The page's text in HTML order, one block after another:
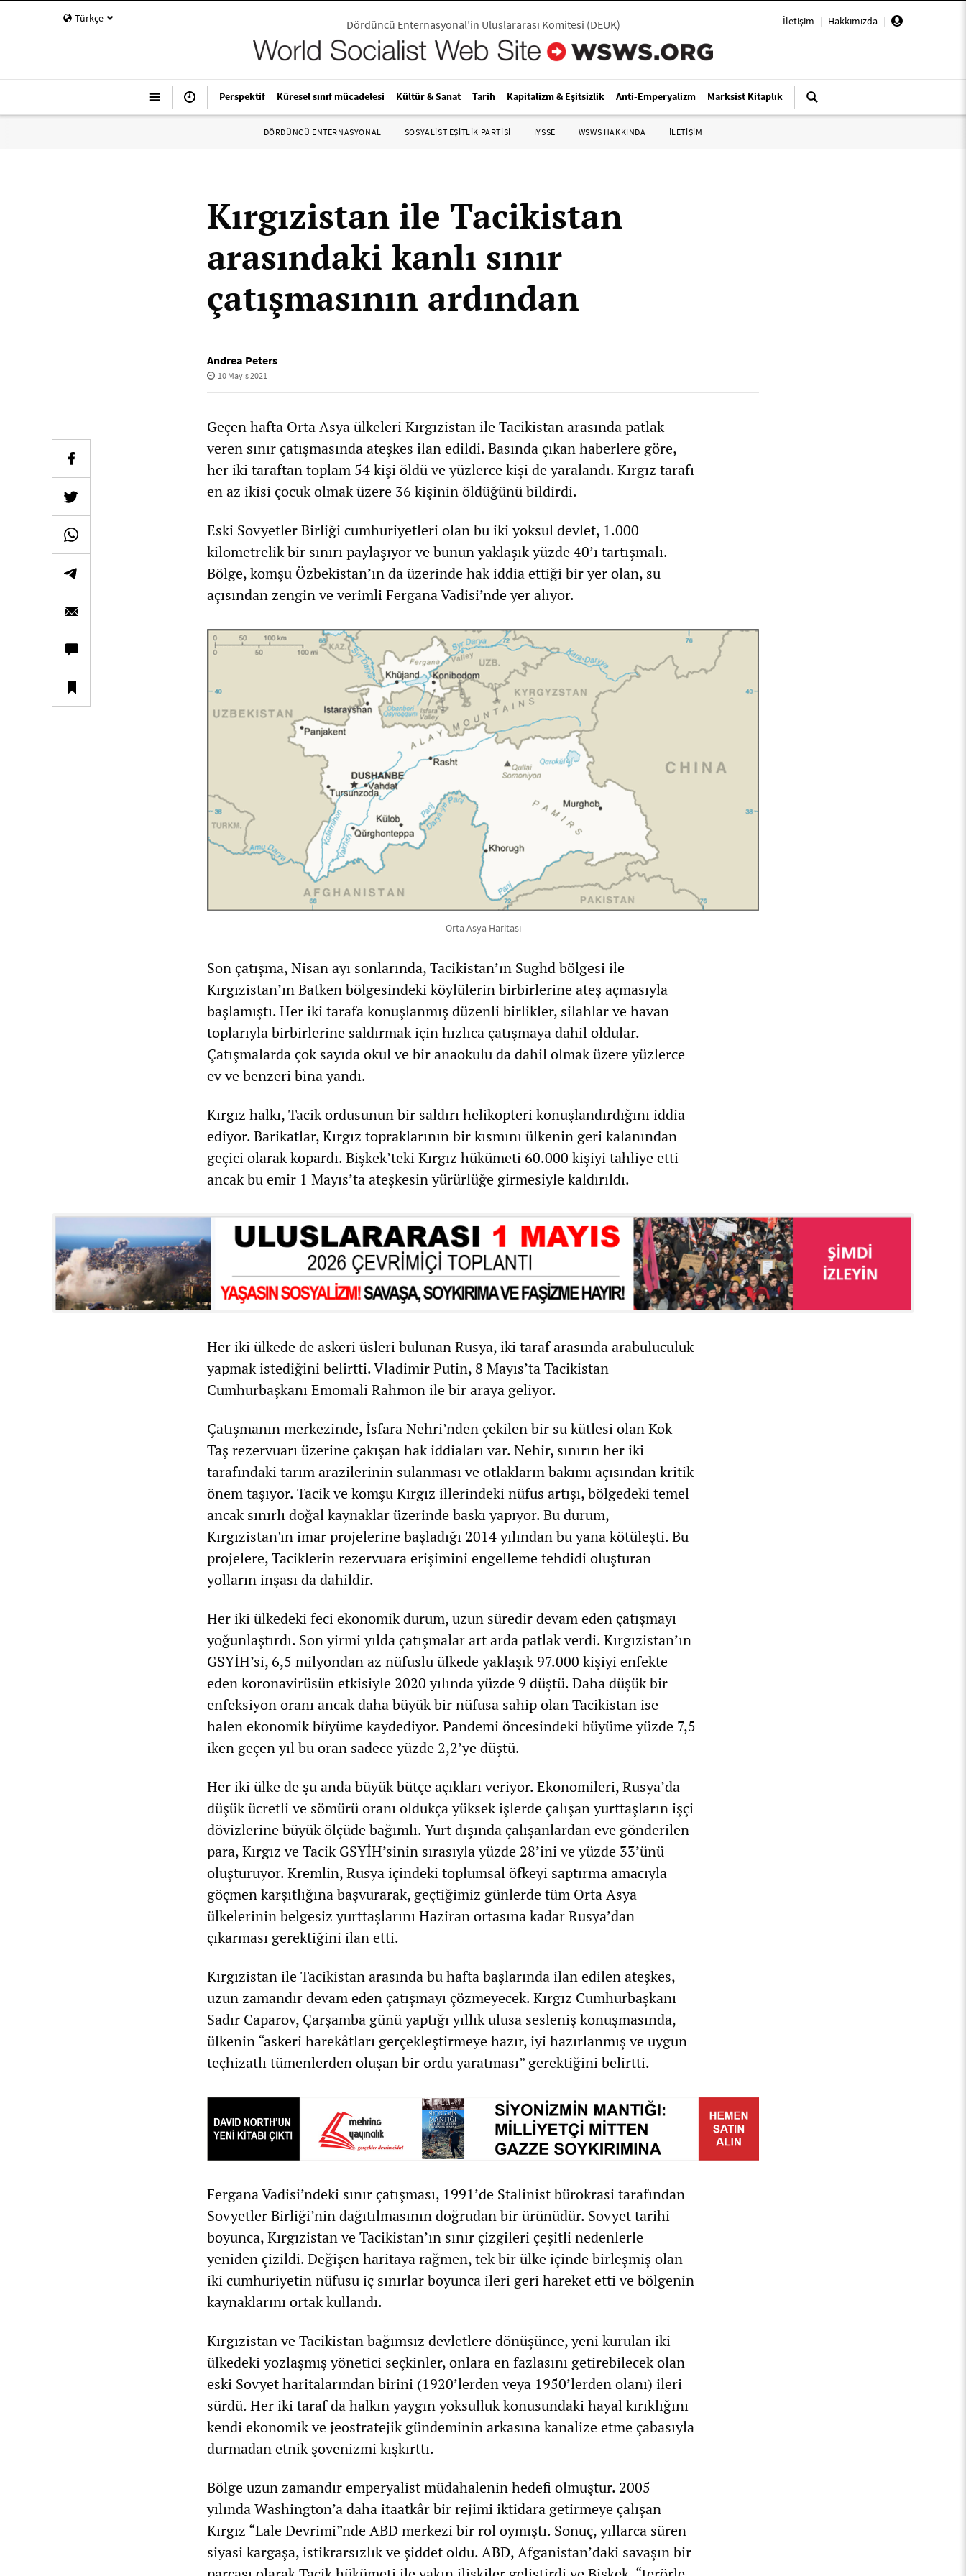
Türkçe İletişim | Hakkımızda |
Dördüncü Enternasyonal’in Uluslararası Komitesi (DEUK)
Perspektif Küresel sınıf mücadelesi Kültür & Sanat Tarih Kapitalizm & Eşitsizlik Anti-Emperyalizm Marksist Kitaplık
DÖRDÜNCÜ ENTERNASYONAL SOSYALIST EŞITLIK PARTISI IYSSE WSWS HAKKINDA İLETİŞİM
Kırgızistan ile Tacikistan
arasındaki kanlı sınır
çatışmasının ardından
Andrea Peters
10 Mayıs 2021
Geçen hafta Orta Asya ülkeleri Kırgızistan ile Tacikistan arasında patlak
veren sınır çatışmasında ateşkes ilan edildi. Basında çıkan haberlere göre,
her iki taraftan toplam 54 kişi öldü ve yüzlerce kişi de yaralandı. Kırgız tarafı
en az ikisi çocuk olmak üzere 36 kişinin öldüğünü bildirdi.
Eski Sovyetler Birliği cumhuriyetleri olan bu iki yoksul devlet, 1.000
kilometrelik bir sınırı paylaşıyor ve bunun yaklaşık yüzde 40’ı tartışmalı.
Bölge, komşu Özbekistan’ın da üzerinde hak iddia ettiği bir yer olan, su
açısından zengin ve verimli Fergana Vadisi’nde yer alıyor.
Orta Asya Haritası
Son çatışma, Nisan ayı sonlarında, Tacikistan’ın Sughd bölgesi ile
Kırgızistan’ın Batken bölgesindeki köylülerin birbirlerine ateş açmasıyla
başlamıştı. Her iki tarafa konuşlanmış düzenli birlikler, silahlar ve havan
toplarıyla birbirlerine saldırmak için hızlıca çatışmaya dahil oldular.
Çatışmalarda çok sayıda okul ve bir anaokulu da dahil olmak üzere yüzlerce
ev ve benzeri bina yandı.
Kırgız halkı, Tacik ordusunun bir saldırı helikopteri konuşlandırdığını iddia
ediyor. Barikatlar, Kırgız topraklarının bir kısmını ülkenin geri kalanından
geçici olarak kopardı. Bişkek’teki Kırgız hükümeti 60.000 kişiyi tahliye etti
ancak bu emir 1 Mayıs’ta ateşkesin yürürlüğe girmesiyle kaldırıldı.
Her iki ülkede de askeri üsleri bulunan Rusya, iki taraf arasında arabuluculuk
yapmak istediğini belirtti. Vladimir Putin, 8 Mayıs’ta Tacikistan
Cumhurbaşkanı Emomali Rahmon ile bir araya geliyor.
Çatışmanın merkezinde, İsfara Nehri’nden çekilen bir su kütlesi olan Kok-
Taş rezervuarı üzerine çakışan hak iddiaları var. Nehir, sınırın her iki
tarafındaki tarım arazilerinin sulanması ve otlakların bakımı açısından kritik
önem taşıyor. Tacik ve komşu Kırgız illerindeki nüfus artışı, bölgedeki temel
ancak sınırlı doğal kaynaklar üzerinde baskı yapıyor. Bu durum,
Kırgızistan'ın imar projelerine başladığı 2014 yılından bu yana kötüleşti. Bu
projelere, Taciklerin rezervuara erişimini engelleme tehdidi oluşturan
yolların inşası da dahildir.
Her iki ülkedeki feci ekonomik durum, uzun süredir devam eden çatışmayı
yoğunlaştırdı. Son yirmi yılda çatışmalar art arda patlak verdi. Kırgızistan’ın
GSYİH’si, 6,5 milyondan az nüfuslu ülkede yaklaşık 97.000 kişiyi enfekte
eden koronavirüsün etkisiyle 2020 yılında yüzde 9 düştü. Daha düşük bir
enfeksiyon oranı ancak daha büyük bir nüfusa sahip olan Tacikistan ise
halen ekonomik büyüme kaydediyor. Pandemi öncesindeki büyüme yüzde 7,5
iken geçen yıl bu oran sadece yüzde 2,2’ye düştü.
Her iki ülke de şu anda büyük bütçe açıkları veriyor. Ekonomileri, Rusya’da
düşük ücretli ve sömürü oranı oldukça yüksek işlerde çalışan yurttaşların işçi
dövizlerine büyük ölçüde bağımlı. Yurt dışında çalışanlardan eve gönderilen
para, Kırgız ve Tacik GSYİH’sinin sırasıyla yüzde 28’ini ve yüzde 33’ünü
oluşturuyor. Kremlin, Rusya içindeki toplumsal öfkeyi saptırma amacıyla
göçmen karşıtlığına başvurarak, geçtiğimiz günlerde tüm Orta Asya
ülkelerinin belgesiz yurttaşlarını Haziran ortasına kadar Rusya’dan
çıkarması gerektiğini ilan etti.
Kırgızistan ile Tacikistan arasında bu hafta başlarında ilan edilen ateşkes,
uzun zamandır devam eden çatışmayı çözmeyecek. Kırgız Cumhurbaşkanı
Sadır Caparov, Çarşamba günü yaptığı yıllık ulusa sesleniş konuşmasında,
ülkenin “askeri harekâtları gerçekleştirmeye hazır, iyi hazırlanmış ve uygun
teçhizatlı tümenlerden oluşan bir ordu yaratması” gerektiğini belirtti.
Fergana Vadisi’ndeki sınır çatışması, 1991’de Stalinist bürokrasi tarafından
Sovyetler Birliği’nin dağıtılmasının doğrudan bir ürünüdür. Sovyet tarihi
boyunca, Kırgızistan ve Tacikistan’ın sınır çizgileri çeşitli nedenlerle
yeniden çizildi. Değişen haritaya rağmen, tek bir ülke içinde birleşmiş olan
iki cumhuriyetin nüfusu iç sınırlar boyunca ileri geri hareket etti ve bölgenin
kaynaklarını ortak kullandı.
Kırgızistan ve Tacikistan bağımsız devletlere dönüşünce, yeni kurulan iki
ülkedeki yozlaşmış yönetici seçkinler, onlara en fazlasını getirebilecek olan
eski Sovyet haritalarından birini (1920’lerden veya 1950’lerden olanı) ileri
sürdü. Her iki taraf da halkın yaygın yoksulluk konusundaki hayal kırıklığını
kendi ekonomik ve jeostratejik gündeminin arkasına kanalize etme çabasıyla
durmadan etnik şovenizmi kışkırttı.
Bölge uzun zamandır emperyalist müdahalenin hedefi olmuştur. 2005
yılında Washington’a daha itaatkâr bir rejimi iktidara getirmeye çalışan
Kırgız “Lale Devrimi”nde ABD merkezi bir rol oymıştı. Sonuç, yıllarca süren
siyasi kargaşa, istikrarsızlık ve şiddet oldu. ABD, Afganistan’daki savaşın bir